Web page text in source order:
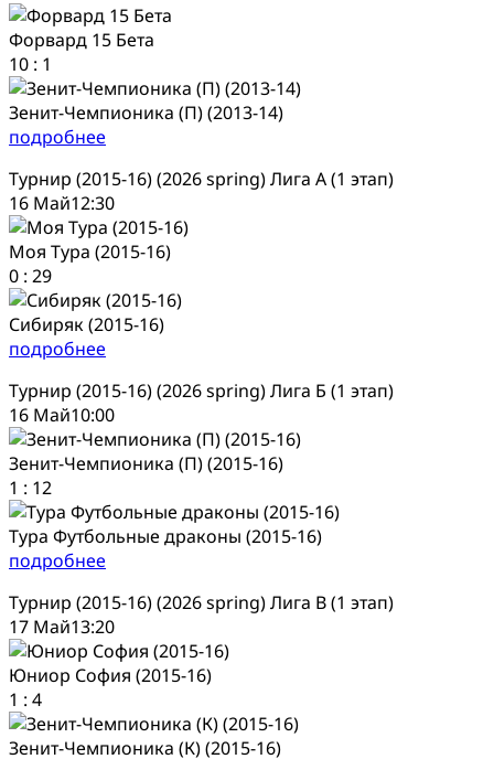
Форвард 15 Бета
10 : 1
Зенит-Чемпионика (П) (2013-14)
подробнее
Турнир (2015-16) (2026 spring) Лига А (1 этап)
16 Май12:30
Моя Тура (2015-16)
0 : 29
Сибиряк (2015-16)
подробнее
Турнир (2015-16) (2026 spring) Лига Б (1 этап)
16 Май10:00
Зенит-Чемпионика (П) (2015-16)
1 : 12
Тура Футбольные драконы (2015-16)
подробнее
Турнир (2015-16) (2026 spring) Лига В (1 этап)
17 Май13:20
Юниор София (2015-16)
1 : 4
Зенит-Чемпионика (К) (2015-16)